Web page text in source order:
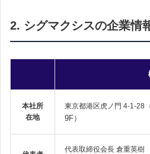
2. シグマクシスの企業情
本社所
在地
東京都港区虎ノ門 4-1-28
9F）
代表取締役会長 倉重英樹